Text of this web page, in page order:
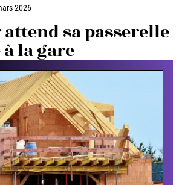
2026
sa passerelle
la gare